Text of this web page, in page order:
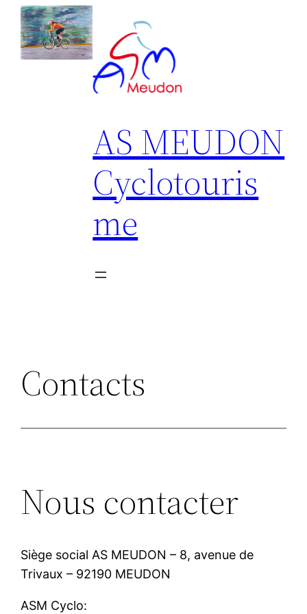
Aller
contenu
AS MEUDON
Cyclotouris
me
Contacts
Nous contacter
Siège social AS MEUDON – 8, avenue de
Trivaux – 92190 MEUDON
ASM Cyclo: